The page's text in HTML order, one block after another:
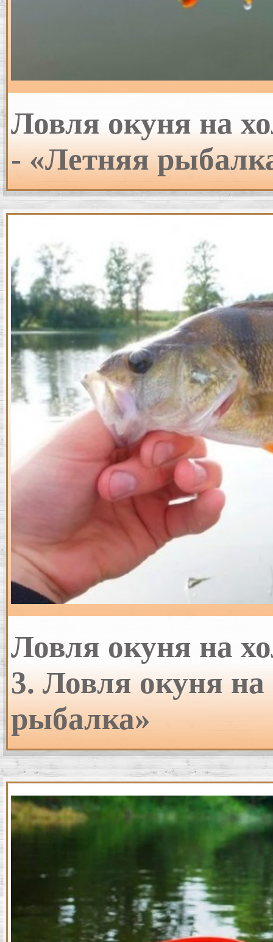
Ловля окуня на
- «Летняя
Ловля окуня на
3. Ловля окуня
рыбалка»